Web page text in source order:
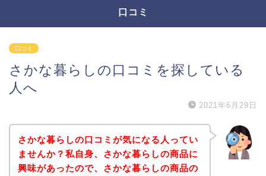
口コミ
口コミ
さかな暮らしの口コミを探している
人へ
2021年6月29日
さかな暮らしの口コミが気になる人ってい
ませんか？私自身、さかな暮らしの商品に
興味があったので、さかな暮らしの商品の